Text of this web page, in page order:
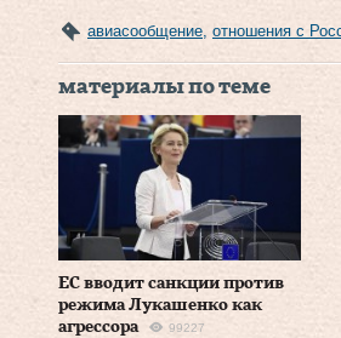
авиасообщение отношения с
материалы по теме
ЕС вводит санкции против
режима Лукашенко как
агрессора
99227